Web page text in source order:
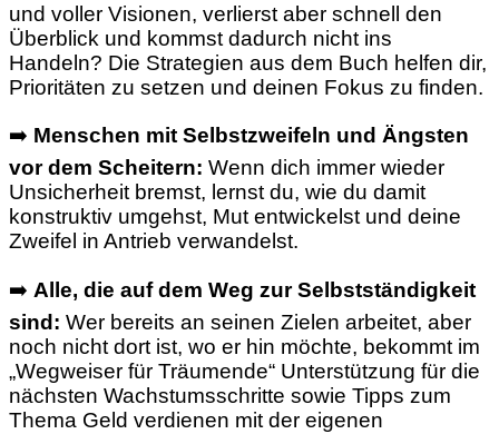
und voller Visionen, verlierst aber schnell den
Überblick und kommst dadurch nicht ins
Handeln? Die Strategien aus dem Buch helfen dir,
Prioritäten zu setzen und deinen Fokus zu finden.
➡️ Menschen mit Selbstzweifeln und Ängsten
vor dem Scheitern: Wenn dich immer wieder
Unsicherheit bremst, lernst du, wie du damit
konstruktiv umgehst, Mut entwickelst und deine
Zweifel in Antrieb verwandelst.
➡️ Alle, die auf dem Weg zur Selbstständigkeit
sind: Wer bereits an seinen Zielen arbeitet, aber
noch nicht dort ist, wo er hin möchte, bekommt im
„Wegweiser für Träumende“ Unterstützung für die
nächsten Wachstumsschritte sowie Tipps zum
Thema Geld verdienen mit der eigenen